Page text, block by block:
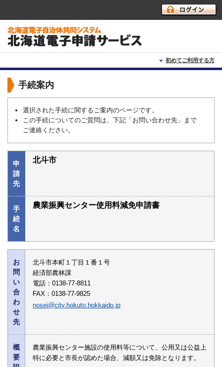
初めてご利用する方
初めて利用する方へ
利用上の注意
よくあるご質問
手続案内
選択された手続に関するご案内のページです。
この手続についてのご質問は、下記「お問い合わせ先」まで
ご連絡ください。
申
請
先
北斗市
手
続
名
農業振興センター使用料減免申請書
お
問
い
合
わ
せ
先
北斗市本町１丁目１番１号
経済部農林課
電話：0138-77-8811
FAX：0138-77-9825
nosei@city.hokuto.hokkaido.jp
概
要
農業振興センター施設の使用料等について、公用又は公益上
特に必要と市長が認めた場合、減額又は免除となります。